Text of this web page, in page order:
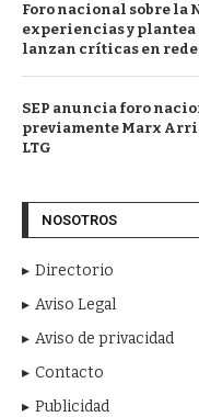
Foro nacional sobre la
experiencias y plantea
lanzan críticas en
SEP anuncia foro
previamente Marx
LTG
NOSOTROS
Directorio
Aviso Legal
Aviso de privacidad
Contacto
Publicidad